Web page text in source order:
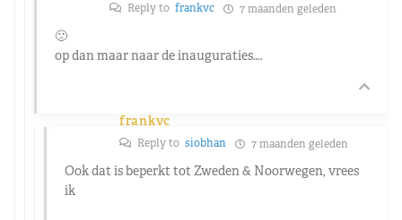
Reply to frankvc 7 maanden geleden
🙁
op dan maar naar de inauguraties….
frankvc
Reply to siobhan 7 maanden geleden
Ook dat is beperkt tot Zweden & Noorwegen, vrees
ik